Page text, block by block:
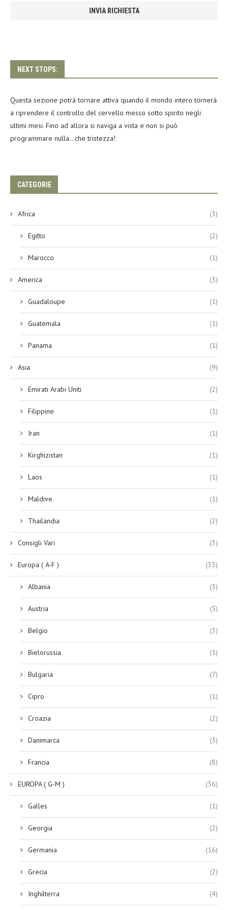
NEXT STOPS:
Questa sezione potrà tornare attiva quando il mondo intero tornerà
a riprendere il controllo del cervello messo sotto spirito negli
ultimi mesi. Fino ad allora si naviga a vista e non si può
programmare nulla…che tristezza!
CATEGORIE
Africa (3)
Egitto (2)
Marocco (1)
America (3)
Guadaloupe (1)
Guatemala (1)
Panama (1)
Asia (9)
Emirati Arabi Uniti (2)
Filippine (1)
Iran (1)
Kirghizistan (1)
Laos (1)
Maldive (1)
Thailandia (2)
Consigli Vari (3)
Europa ( A-F ) (33)
Albania (3)
Austria (5)
Belgio (3)
Bielorussia (1)
Bulgaria (7)
Cipro (1)
Croazia (2)
Danimarca (3)
Francia (8)
EUROPA ( G-M ) (36)
Galles (1)
Georgia (2)
Germania (16)
Grecia (2)
Inghilterra (4)